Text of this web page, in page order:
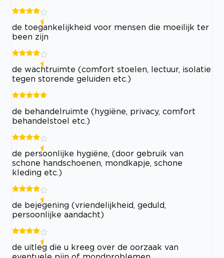
de toegankelijkheid voor mensen die moeilijk ter
been zijn
de wachtruimte (comfort stoelen, lectuur, isolatie
tegen storende geluiden etc.)
de behandelruimte (hygiëne, privacy, comfort
behandelstoel etc.)
de persoonlijke hygiëne, (door gebruik van
schone handschoenen, mondkapje, schone
kleding etc.)
de bejegening (vriendelijkheid, geduld,
persoonlijke aandacht)
de uitleg die u kreeg over de oorzaak van